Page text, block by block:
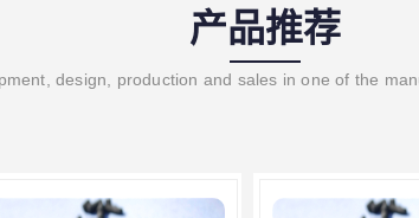
产品推荐
design, production and sales in one of the